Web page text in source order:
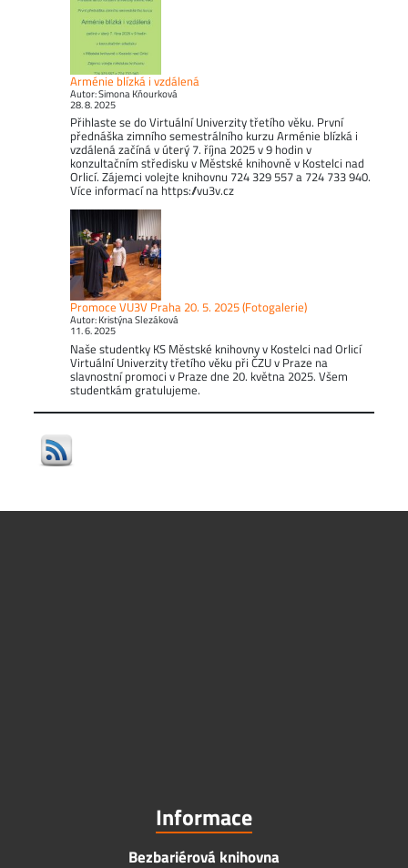
Arménie blízká i vzdálená
Autor: Simona Kňourková
28. 8. 2025
Přihlaste se do Virtuální Univerzity třetího věku. První
přednáška zimního semestrálního kurzu Arménie blízká i
vzdálená začíná v úterý 7. října 2025 v 9 hodin v
konzultačním středisku v Městské knihovně v Kostelci nad
Orlicí. Zájemci volejte knihovnu 724 329 557 a 724 733 940.
Více informací na https://vu3v.cz
Promoce VU3V Praha 20. 5. 2025 (Fotogalerie)
Autor: Kristýna Slezáková
11. 6. 2025
Naše studentky KS Městské knihovny v Kostelci nad Orlicí
Virtuální Univerzity třetího věku při ČZU v Praze na
slavnostní promoci v Praze dne 20. května 2025. Všem
studentkám gratulujeme.
Informace
Bezbariérová knihovna